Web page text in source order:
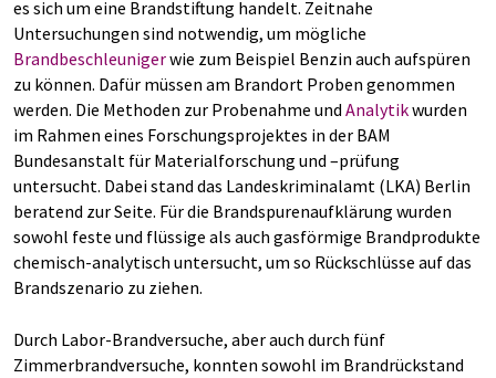
es sich um eine Brandstiftung handelt. Zeitnahe
Untersuchungen sind notwendig, um mögliche
Brandbeschleunigerwie zum Beispiel Benzin auch auf­spüren
zu können. Dafür müssen am Brandort Proben genommen
werden. Die Me­thoden zur Probenahme und Analytikwurden
im Rahmen eines Forschungsprojektes in der BAM
Bundesanstalt für Materialforschung und –prüfung
untersucht. Dabei stand das Landeskriminalamt (LKA) Berlin
beratend zur Seite. Für die Brandspurenaufklärung wurden
sowohl feste und flüssige als auch gasförmige Brandprodukte
chemisch-ana­lytisch untersucht, um so Rückschlüsse auf das
Brandszenario zu ziehen.
Durch Labor-Brandversuche, aber auch durch fünf
Zimmerbrandversuche, konnten sowohl im Brandrückstand